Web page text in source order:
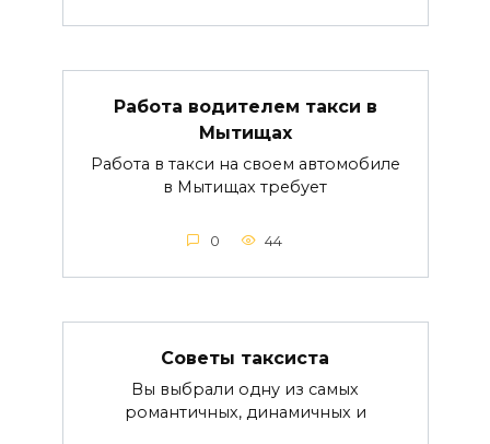
Работа водителем такси в
Мытищах
Работа в такси на своем автомобиле
в Мытищах требует
0 44
Советы таксиста
Вы выбрали одну из самых
романтичных, динамичных и